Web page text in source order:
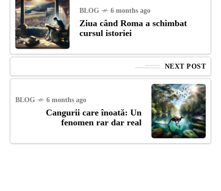
BLOG 6 months ago
Ziua când Roma a schimbat
cursul istoriei
NEXT POST
BLOG 6 months ago
Cangurii care înoată: Un
fenomen rar dar real